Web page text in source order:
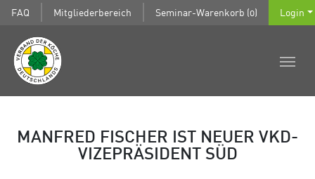
FAQ Mitgliederbereich Seminar-Warenkorb (0) Login
MANFRED FISCHER IST NEUER VKD-
VIZEPRÄSIDENT SÜD